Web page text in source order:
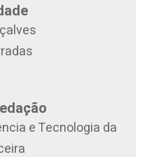
e Tecnologia da